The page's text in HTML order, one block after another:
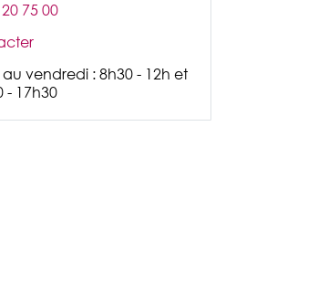
75 00
au vendredi : 8h30 - 12h et
- 17h30